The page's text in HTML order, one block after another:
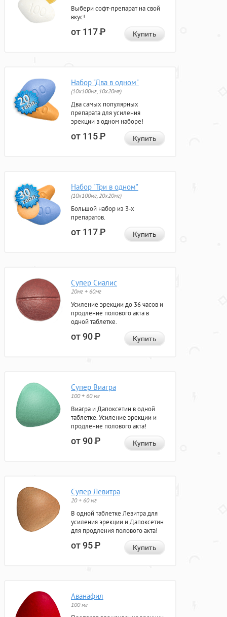
Выбери софт-препарат на свой
вкус!
от 117Р Купить
Набор "Два в одном"
(10x100мг, 10x20мг)
Два самых популярных
препарата для усиления
эрекции в одном наборе!
от 115Р Купить
Набор "Три в одном"
(10x100мг, 20x20мг)
Большой набор из 3-х
препаратов.
от 117Р Купить
Супер Сиалис
20мг + 60мг
Усиление эрекции до 36 часов и
продление полового акта в
одной таблетке.
от 90Р Купить
Супер Виагра
100 + 60 мг
Виагра и Дапоксетин в одной
таблетке. Усиление эрекции и
продление полового акта!
от 90Р Купить
Супер Левитра
20 + 60 мг
В одной таблетке Левитра для
усиления эрекции и Дапоксетин
для продления полового акта!
от 95Р Купить
Аванафил
100 мг